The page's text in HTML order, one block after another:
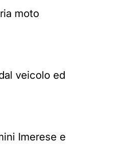
moto
veicolo ed
Imerese e